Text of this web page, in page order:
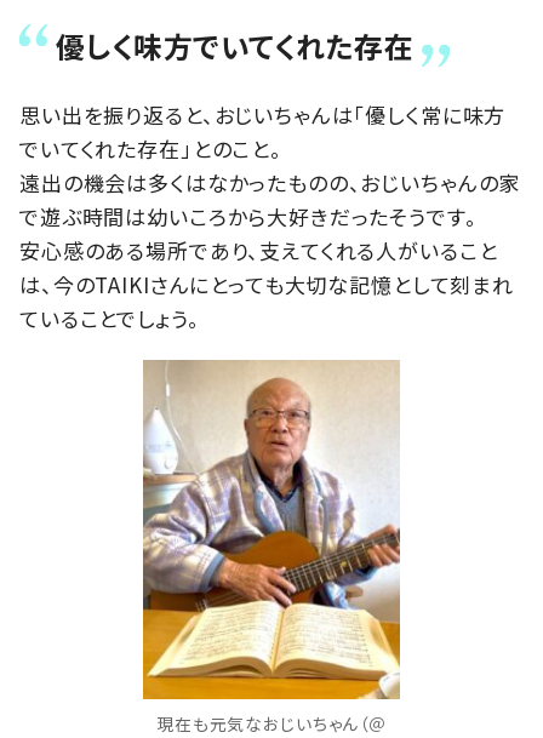
優しく味方でいてくれた存在
思い出を振り返ると、おじいちゃんは「優しく常に味方
でいてくれた存在」とのこと。
遠出の機会は多くはなかったものの、おじいちゃんの家
で遊ぶ時間は幼いころから大好きだったそうです。
安心感のある場所であり、支えてくれる人がいること
は、今のTAIKIさんにとっても大切な記憶として刻まれ
ていることでしょう。
現在も元気なおじいちゃん（＠